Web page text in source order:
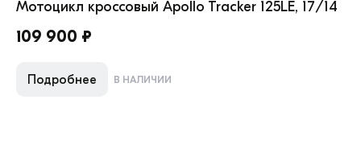
Мотоцикл кроссовый Apollo Tracker 125LE, 17/14
109 900 ₽
Подробнее В НАЛИЧИИ